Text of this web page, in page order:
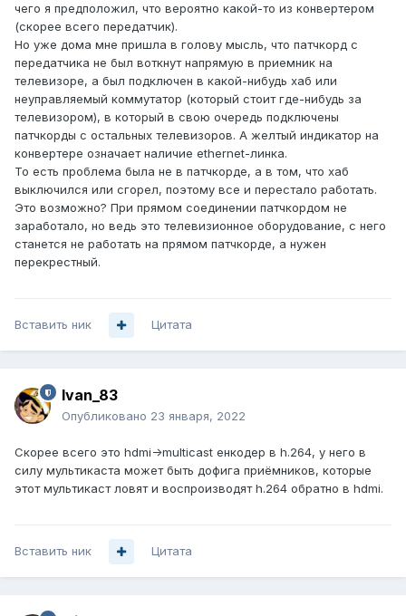
чего я предположил, что вероятно какой-то из конвертером
(скорее всего передатчик).
Но уже дома мне пришла в голову мысль, что патчкорд с
передатчика не был воткнут напрямую в приемник на
телевизоре, а был подключен в какой-нибудь хаб или
неуправляемый коммутатор (который стоит где-нибудь за
телевизором), в который в свою очередь подключены
патчкорды с остальных телевизоров. А желтый индикатор на
конвертере означает наличие ethernet-линка.
То есть проблема была не в патчкорде, а в том, что хаб
выключился или сгорел, поэтому все и перестало работать.
Это возможно? При прямом соединении патчкордом не
заработало, но ведь это телевизионное оборудование, с него
станется не работать на прямом патчкорде, а нужен
перекрестный.
Вставить ник Цитата
Ivan_83
Опубликовано 23 января, 2022
Скорее всего это hdmi->multicast енкодер в h.264, у него в
силу мультикаста может быть дофига приёмников, которые
этот мультикаст ловят и воспроизводят h.264 обратно в hdmi.
Вставить ник Цитата